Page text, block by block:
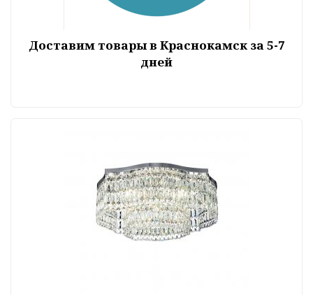
Доставим товары в Краснокамск за 5-7
дней